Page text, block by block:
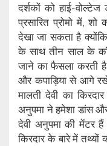
दर्शकों को हाई-
प्रसारित प्रोमो में,
देखा जा सकता है
के साथ तीन साल के
जाने का फैसला करती
और कपाड़िया से आगे
मालती देवी का
अनुपमा ने हमेशा डांस
देवी अनुपमा की मेंटर
किरदार के बारे में